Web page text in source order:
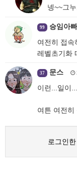
넹~~그
99 승임아빠
여전히 접속
레벨초기화
37 문스
이런...일이
여튼 여전
로그인